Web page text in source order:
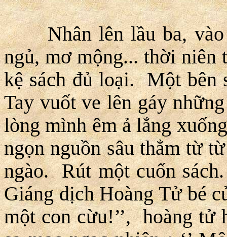
Nhân lên lầu ba, vào
ngủ, mơ mộng... thời
kệ sách đủ loại. Một
Tay vuốt ve lên gáy
lòng mình êm ả lắng
ngọn nguồn sâu thẳm từ
ngào. Rút một cuốn
Giáng dịch Hoàng Tử bé
một con cừu!’’, hoàng